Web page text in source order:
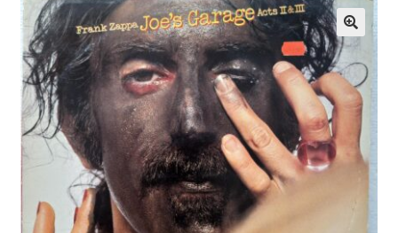
Echipamente
Listă produse
Oferta lunii
Contul meu
🔍